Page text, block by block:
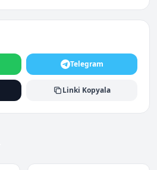
Telegram
Linki Kopyala